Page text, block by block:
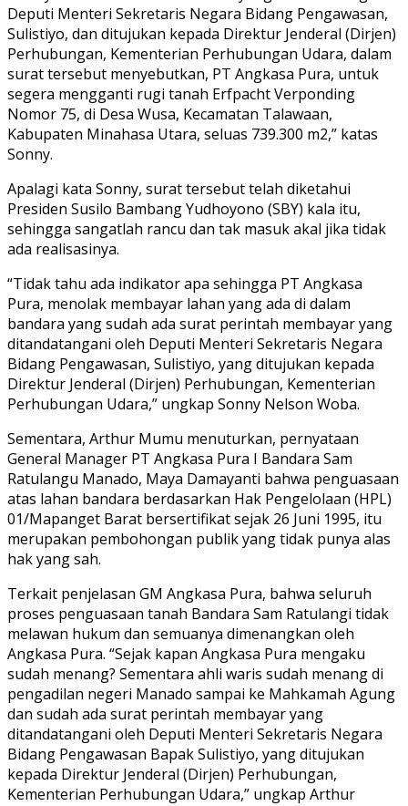
Deputi Menteri Sekretaris Negara Bidang Pengawasan,
Sulistiyo, dan ditujukan kepada Direktur Jenderal (Dirjen)
Perhubungan, Kementerian Perhubungan Udara, dalam
surat tersebut menyebutkan, PT Angkasa Pura, untuk
segera mengganti rugi tanah Erfpacht Verponding
Nomor 75, di Desa Wusa, Kecamatan Talawaan,
Kabupaten Minahasa Utara, seluas 739.300 m2,” katas
Sonny.
Apalagi kata Sonny, surat tersebut telah diketahui
Presiden Susilo Bambang Yudhoyono (SBY) kala itu,
sehingga sangatlah rancu dan tak masuk akal jika tidak
ada realisasinya.
“Tidak tahu ada indikator apa sehingga PT Angkasa
Pura, menolak membayar lahan yang ada di dalam
bandara yang sudah ada surat perintah membayar yang
ditandatangani oleh Deputi Menteri Sekretaris Negara
Bidang Pengawasan, Sulistiyo, yang ditujukan kepada
Direktur Jenderal (Dirjen) Perhubungan, Kementerian
Perhubungan Udara,” ungkap Sonny Nelson Woba.
Sementara, Arthur Mumu menuturkan, pernyataan
General Manager PT Angkasa Pura I Bandara Sam
Ratulangu Manado, Maya Damayanti bahwa penguasaan
atas lahan bandara berdasarkan Hak Pengelolaan (HPL)
01/Mapanget Barat bersertifikat sejak 26 Juni 1995, itu
merupakan pembohongan publik yang tidak punya alas
hak yang sah.
Terkait penjelasan GM Angkasa Pura, bahwa seluruh
proses penguasaan tanah Bandara Sam Ratulangi tidak
melawan hukum dan semuanya dimenangkan oleh
Angkasa Pura. “Sejak kapan Angkasa Pura mengaku
sudah menang? Sementara ahli waris sudah menang di
pengadilan negeri Manado sampai ke Mahkamah Agung
dan sudah ada surat perintah membayar yang
ditandatangani oleh Deputi Menteri Sekretaris Negara
Bidang Pengawasan Bapak Sulistiyo, yang ditujukan
kepada Direktur Jenderal (Dirjen) Perhubungan,
Kementerian Perhubungan Udara,” ungkap Arthur